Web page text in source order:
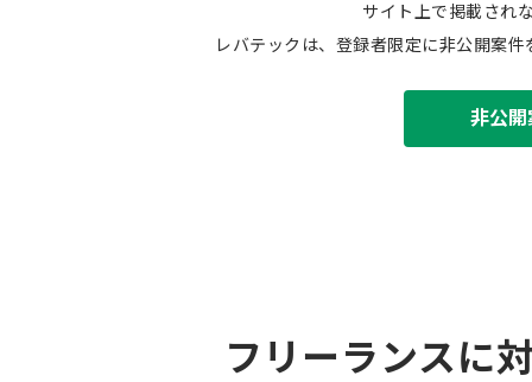
サイト上で掲載され
レバテックは、登録者限定に非公開案
非公
フリーランスに